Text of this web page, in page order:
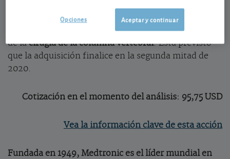
financieramente muy modesta a escala de
Medtronic y le permitirá reforzar su oferta en el área
de lacirugía de la columna vertebral. Está previsto
que la adquisición finalice en la segunda mitad de
2020.
Cotización en el momento del análisis: 95,75 USD
Vea la información clave de esta acción
Fundada en 1949, Medtronic es el líder mundial en
Aceptar y continuar
Opciones